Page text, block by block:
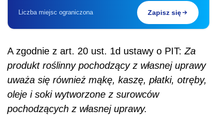
Liczba miejsc ograniczona Zapisz się
A zgodnie z art. 20 ust. 1d ustawy o PIT: Za
produkt roślinny pochodzący z własnej uprawy
uważa się również mąkę, kaszę, płatki, otręby,
oleje i soki wytworzone z surowców
pochodzących z własnej uprawy.